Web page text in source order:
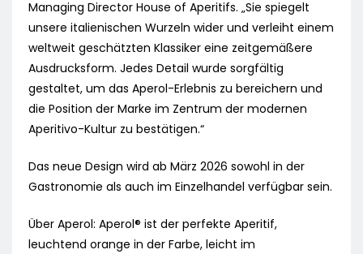
Managing Director House of Aperitifs. „Sie spiegelt
unsere italienischen Wurzeln wider und verleiht einem
weltweit geschätzten Klassiker eine zeitgemäßere
Ausdrucksform. Jedes Detail wurde sorgfältig
gestaltet, um das Aperol-Erlebnis zu bereichern und
die Position der Marke im Zentrum der modernen
Aperitivo-Kultur zu bestätigen.“
Das neue Design wird ab März 2026 sowohl in der
Gastronomie als auch im Einzelhandel verfügbar sein.
Über Aperol: Aperol® ist der perfekte Aperitif,
leuchtend orange in der Farbe, leicht im